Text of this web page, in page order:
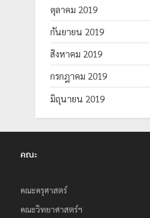
ตุลาคม 2019
กันยายน 2019
สิงหาคม 2019
กรกฎาคม 2019
มิถุนายน 2019
คณะ
คณะครุศาสตร์
คณะวิทยาศาสตร์ฯ